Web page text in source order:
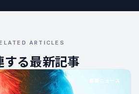
ARTICLES
する最新記事
最新ニュース